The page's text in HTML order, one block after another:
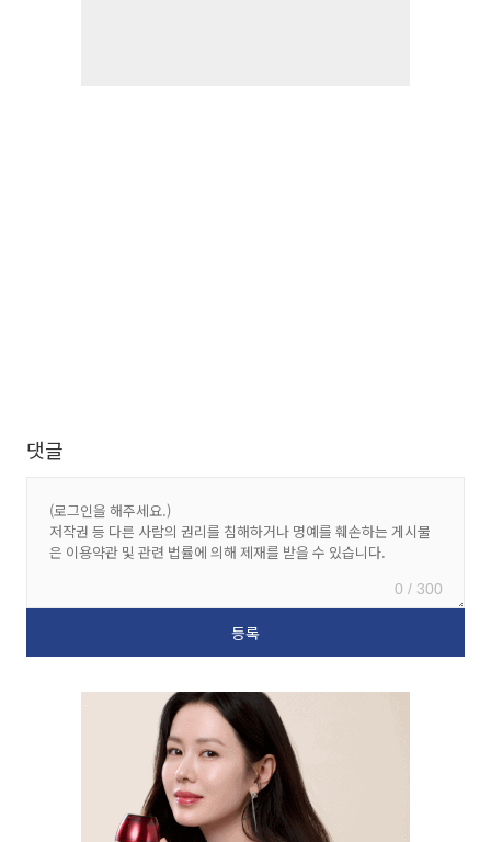
댓글
0 / 300